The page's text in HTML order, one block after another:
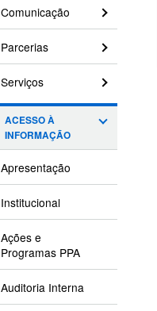
Comunicação
Parcerias
Serviços
ACESSO À
INFORMAÇÃO
Apresentação
Institucional
Ações e
Programas PPA
Auditoria Interna